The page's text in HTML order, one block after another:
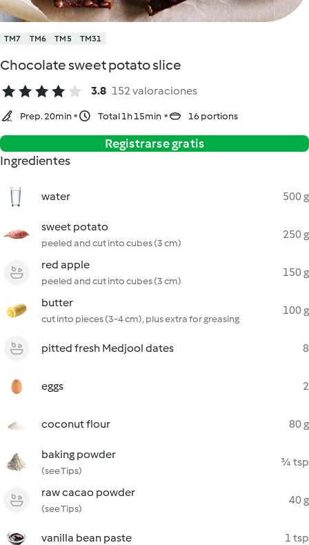
TM7 TM6 TM5 TM31
Chocolate sweet potato slice
3.8 152 valoraciones
Prep. 20min Total 1h 15min 16 portions
Registrarse gratis
Ingredientes
water 500 g
sweet potato
peeled and cut into cubes (3 cm)
250 g
red apple
peeled and cut into cubes (3 cm)
150 g
butter
cut into pieces (3-4 cm), plus extra for greasing
100 g
pitted fresh Medjool dates 8
eggs 2
coconut flour 80 g
baking powder
(see Tips)
¾ tsp
raw cacao powder
(see Tips)
40 g
vanilla bean paste 1 tsp